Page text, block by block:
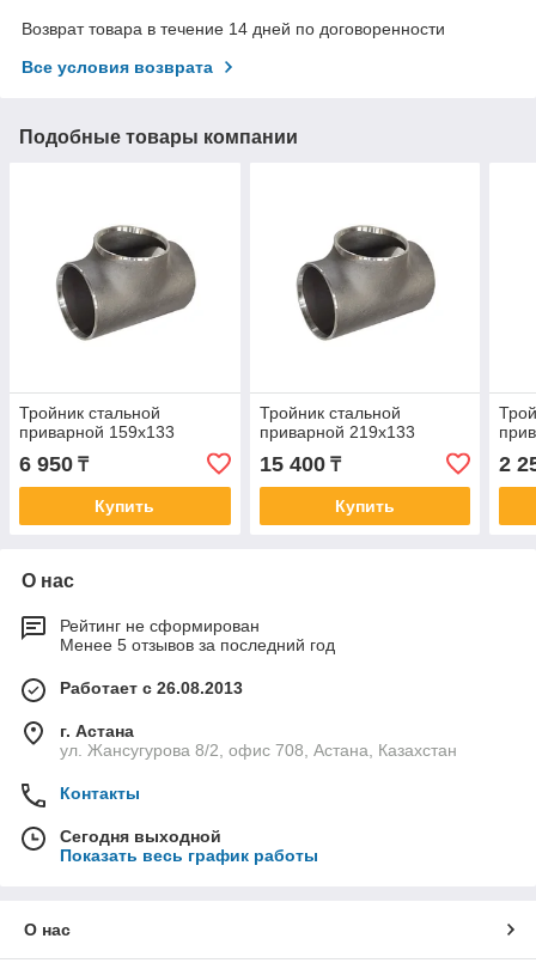
Возврат товара в течение 14 дней по договоренности
Все условия возврата
Подобные товары компании
Тройник стальной
приварной 159х133
6 950 ₸
Купить
Тройник стальной
приварной 219х133
15 400₸
Купить
2
О нас
Рейтинг не сформирован
Менее 5 отзывов за последний год
Работает с 26.08.2013
г. Астана
ул. Жансугурова 8/2, офис 708, Астана, Казахстан
Контакты
Сегодня выходной
Показать весь график работы
О нас